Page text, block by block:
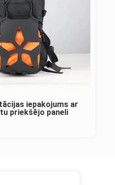
iepakojums ar
priekšējo paneli